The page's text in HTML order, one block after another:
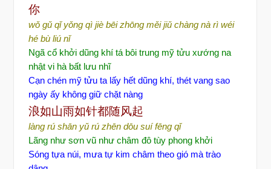
你
wǒ gǔ qǐ yǒng qì jiè bēi zhōng měi jiǔ chàng nà rì wéi
hé bù liú nǐ
Ngã cổ khởi dũng khí tá bôi trung mỹ tửu xướng na
nhật vi hà bất lưu nhĩ
Cạn chén mỹ tửu ta lấy hết dũng khí, thét vang sao
ngày ấy không giữ chặt nàng
浪如山雨如针都随风起
làng rú shān yǔ rú zhēn dōu suí fēng qǐ
Lãng như sơn vũ như châm đô tùy phong khởi
Sóng tựa núi, mưa tự kim châm theo gió mà trào